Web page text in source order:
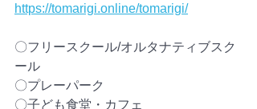
https://tomarigi.online/tomarigi/
〇フリースクール/オルタナティブスク
ール
〇プレーパーク
〇子ども食堂・カフェ